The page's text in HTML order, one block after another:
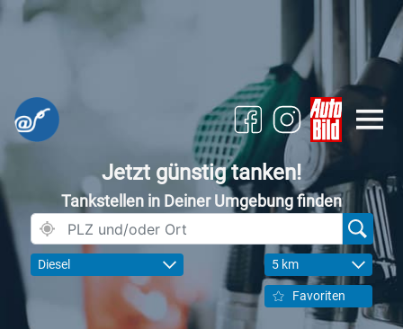
Jetzt günstig tanken!
Tankstellen in Deiner Umgebung finden
Diesel 5 km
Favoriten